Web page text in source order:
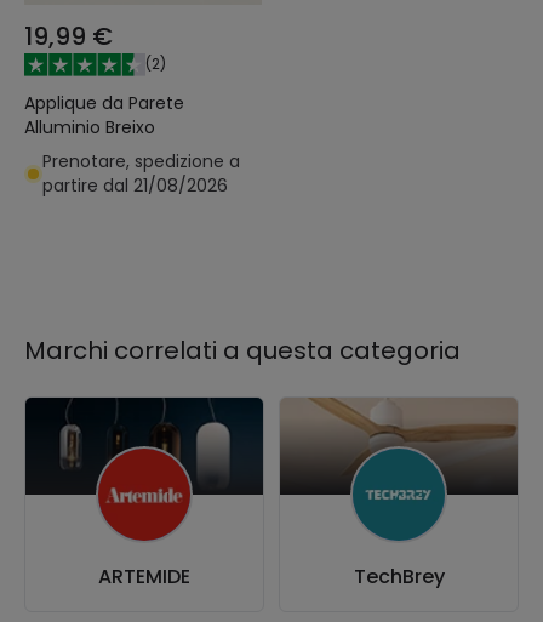
19,99 €
(2)
Applique da Parete
Alluminio Breixo
Prenotare, spedizione a
partire dal 21/08/2026
Marchi correlati a questa categoria
ARTEMIDE TechBrey